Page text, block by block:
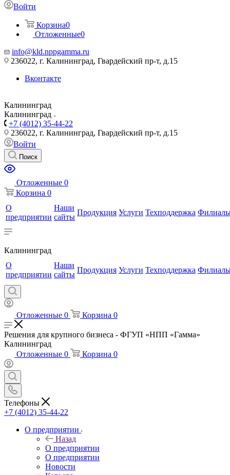
Войти
Корзина0
Отложенные0
info@kld.nppgamma.ru
236022, г. Калининград, Гвардейский пр-т, д.15
Вконтакте
Калининград
Калининград
+7 (4012) 35-44-22
236022, г. Калининград, Гвардейский пр-т, д.15
Войти
Поиск
Отложенные 0
Корзина 0
О
предприятии
Наши
сайты
Продукция Услуги Техподдержка
Калининград
О
предприятии
Наши
сайты
Продукция Услуги Техподдержка
Отложенные 0 Корзина 0
Решения для крупного бизнеса - ФГУП «НПП «Гамма»
Калининград
Отложенные 0 Корзина 0
Телефоны
+7 (4012) 35-44-22
О предприятии
Назад
О предприятии
О предприятии
Новости